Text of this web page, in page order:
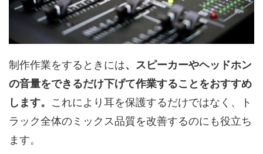
制作作業をするときには、スピーカーやヘッドホン
の音量をできるだけ下げて作業することをおすすめ
します。 これにより耳を保護するだけではなく、ト
ラック全体のミックス品質を改善するのにも役立ち
ます。